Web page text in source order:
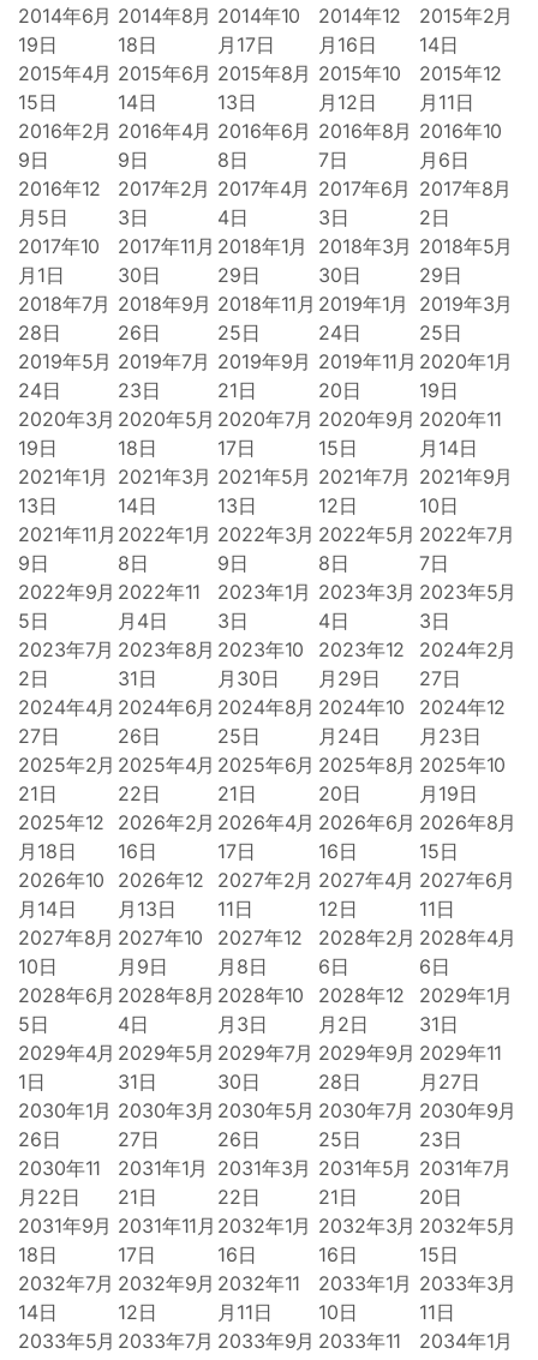
2014年6月
19日
2014年8月
18日
2014年10
月17日
2014年12
月16日
2015年2月
14日
2015年4月
15日
2015年6月
14日
2015年8月
13日
2015年10
月12日
2015年12
月11日
2016年2月
9日
2016年4月
9日
2016年6月
8日
2016年8月
7日
2016年10
月6日
2016年12
月5日
2017年2月
3日
2017年4月
4日
2017年6月
3日
2017年8月
2日
2017年10
月1日
2017年11月
30日
2018年1月
29日
2018年3月
30日
2018年5月
29日
2018年7月
28日
2018年9月
26日
2018年11月
25日
2019年1月
24日
2019年3月
25日
2019年5月
24日
2019年7月
23日
2019年9月
21日
2019年11月
20日
2020年1月
19日
2020年3月
19日
2020年5月
18日
2020年7月
17日
2020年9月
15日
2020年11
月14日
2021年1月
13日
2021年3月
14日
2021年5月
13日
2021年7月
12日
2021年9月
10日
2021年11月
9日
2022年1月
8日
2022年3月
9日
2022年5月
8日
2022年7月
7日
2022年9月
5日
2022年11
月4日
2023年1月
3日
2023年3月
4日
2023年5月
3日
2023年7月
2日
2023年8月
31日
2023年10
月30日
2023年12
月29日
2024年2月
27日
2024年4月
27日
2024年6月
26日
2024年8月
25日
2024年10
月24日
2024年12
月23日
2025年2月
21日
2025年4月
22日
2025年6月
21日
2025年8月
20日
2025年10
月19日
2025年12
月18日
2026年2月
16日
2026年4月
17日
2026年6月
16日
2026年8月
15日
2026年10
月14日
2026年12
月13日
2027年2月
11日
2027年4月
12日
2027年6月
11日
2027年8月
10日
2027年10
月9日
2027年12
月8日
2028年2月
6日
2028年4月
6日
2028年6月
5日
2028年8月
4日
2028年10
月3日
2028年12
月2日
2029年1月
31日
2029年4月
1日
2029年5月
31日
2029年7月
30日
2029年9月
28日
2029年11
月27日
2030年1月
26日
2030年3月
27日
2030年5月
26日
2030年7月
25日
2030年9月
23日
2030年11
月22日
2031年1月
21日
2031年3月
22日
2031年5月
21日
2031年7月
20日
2031年9月
18日
2031年11月
17日
2032年1月
16日
2032年3月
16日
2032年5月
15日
2032年7月
14日
2032年9月
12日
2032年11
月11日
2033年1月
10日
2033年3月
11日
2033年5月 2033年7月 2033年9月 2033年11
2034年1月